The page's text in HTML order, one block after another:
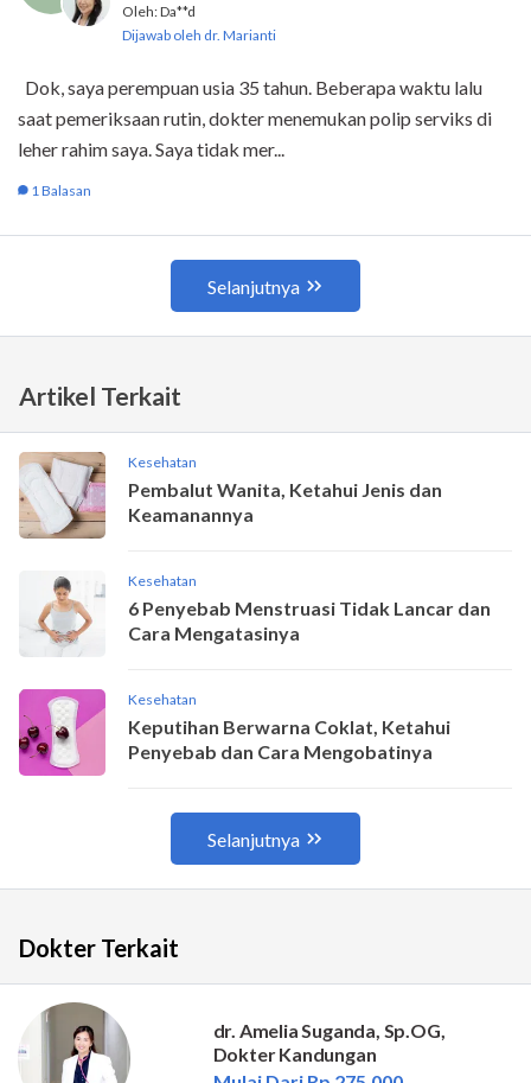
Dokter Terkait